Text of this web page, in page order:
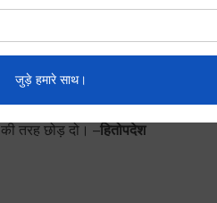
तरह छोड़ दो। –हितोपदेश